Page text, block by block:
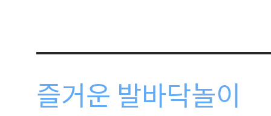
즐거운 발바닥놀이